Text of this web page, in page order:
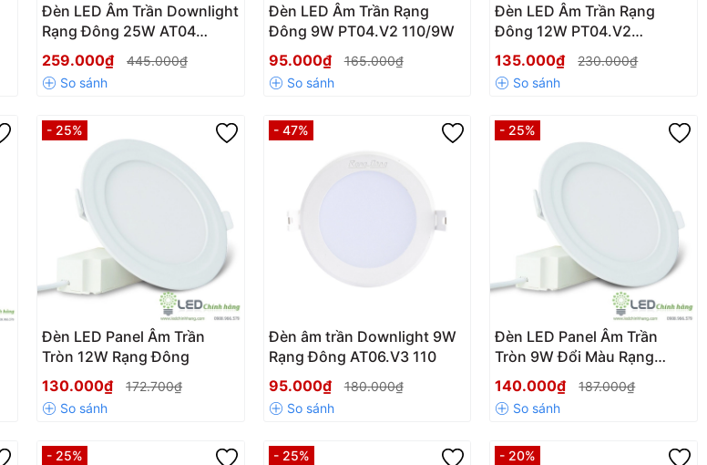
Đèn LED Âm Trần Downlight
Rạng Đông 25W AT04
155/25W
259.000₫ 445.000₫
Đèn LED Âm Trần Rạng
Đông 9W PT04.V2 110/9W
95.000₫
165.000₫
Đèn LED Âm Trần Rạng
Đông 12W PT04.V2
135/12W
135.000₫ 230.000₫
- 25%
Đèn LED Panel Âm Trần
Tròn 12W Rạng Đông
130.000₫
172.700₫
- 47%
Đèn âm trần Downlight 9W
Rạng Đông AT06.V3 110
95.000₫
180.000₫
- 25%
Đèn LED Panel Âm Trần
Tròn 9W Đổi Màu Rạng
Đông
140.000₫ 187.000₫
- 25% - 25% - 20%